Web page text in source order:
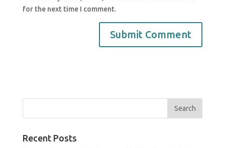
for the next time I comment.
Recent Posts